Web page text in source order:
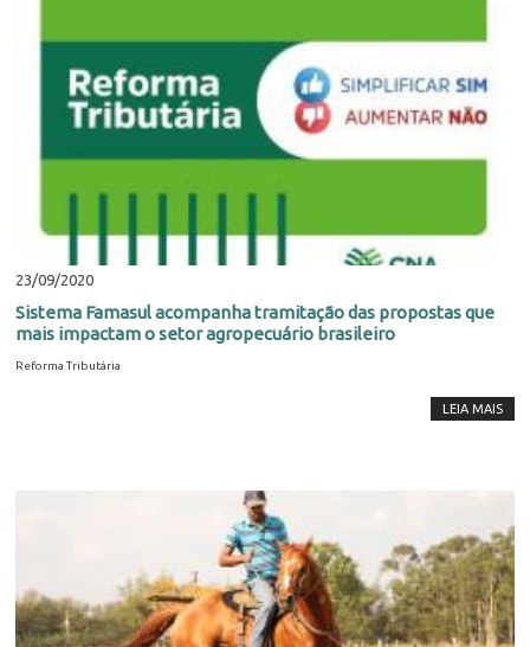
23/09/2020
Sistema Famasul acompanha tramitação das propostas que
mais impactam o setor agropecuário brasileiro
Reforma Tributária
LEIA MAIS